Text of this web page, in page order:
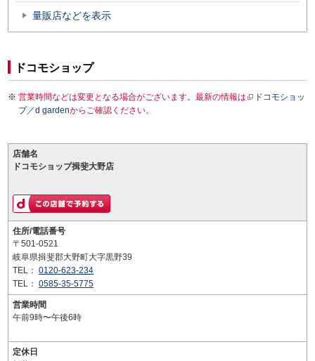
量販店などを表示
ドコモショップ
営業時間などは変更となる場合がございます。最新の情報は
ドコモショッ
プ／d gardenからご確認ください。
店舗名
ドコモショップ揖斐大野店
住所/電話番号
〒501-0521
岐阜県揖斐郡大野町大字黒野39
TEL： 0120-623-234
TEL： 0585-35-5775
営業時間
午前9時〜午後6時
定休日